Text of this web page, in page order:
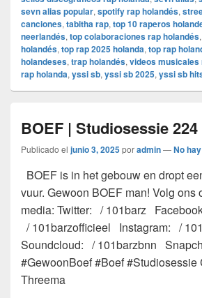
sevn alias popular, spotify rap holandés,
canciones, tabitha rap, top 10 raperos
neerlandés, top colaboraciones rap holandés,
holandés, top rap 2025 holanda, top rap
holandeses, trap holandés, videos musicales
rap holanda, yssi sb, yssi sb 2025, yssi sb
BOEF | Studiosessie
Publicado el junio 3, 2025poradmin—No
BOEF is in het gebouw en dropt
vuur. Gewoon BOEF man! Volg ons
media: Twitter: / 101barz
/ 101barzofficieel Instagram: /
Soundcloud: / 101barzbnn
#GewoonBoef #Boef #Studiosessie
Threema